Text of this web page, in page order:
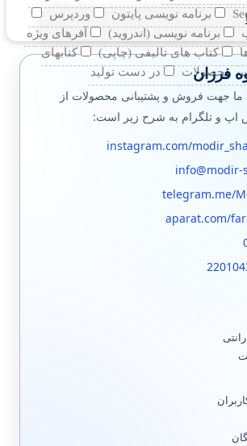
برنامه نویسی پایتون
وردپرس
برنامه نویسی (اندروید)
آفرهای ویژه
کتاب های تالیفی (چاپی)
کتابهای
محصولات در دست تولید فرزان
ما جهت فروش و پشتیبانی محصولات از
اپ و تلگرام به شرح زیر است:
instagram.com/
info@modir-
telegram.me/
aparat.com/